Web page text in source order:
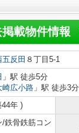
載物件情報
五反田 ８丁目5-1
」駅 徒歩5分
崎広小路 」駅 徒歩3分
44年 )
鉄骨鉄筋コン